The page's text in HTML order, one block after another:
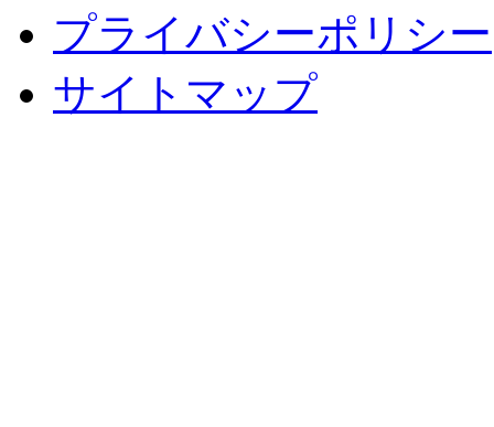
プライバシーポリシー
サイトマップ